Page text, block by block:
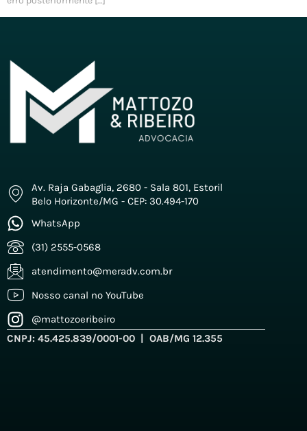
Av. Raja Gabaglia, 2680 - Sala 801, Estoril
Belo Horizonte/MG - CEP: 30.494-170
WhatsApp
(31) 2555-0568
atendimento@meradv.com.br
Nosso canal no YouTube
@mattozoeribeiro
CNPJ: 45.425.839/0001-00 | OAB/MG 12.355